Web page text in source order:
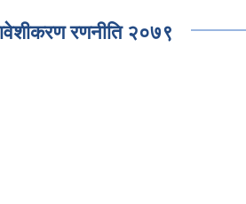
रणनीति २०७९